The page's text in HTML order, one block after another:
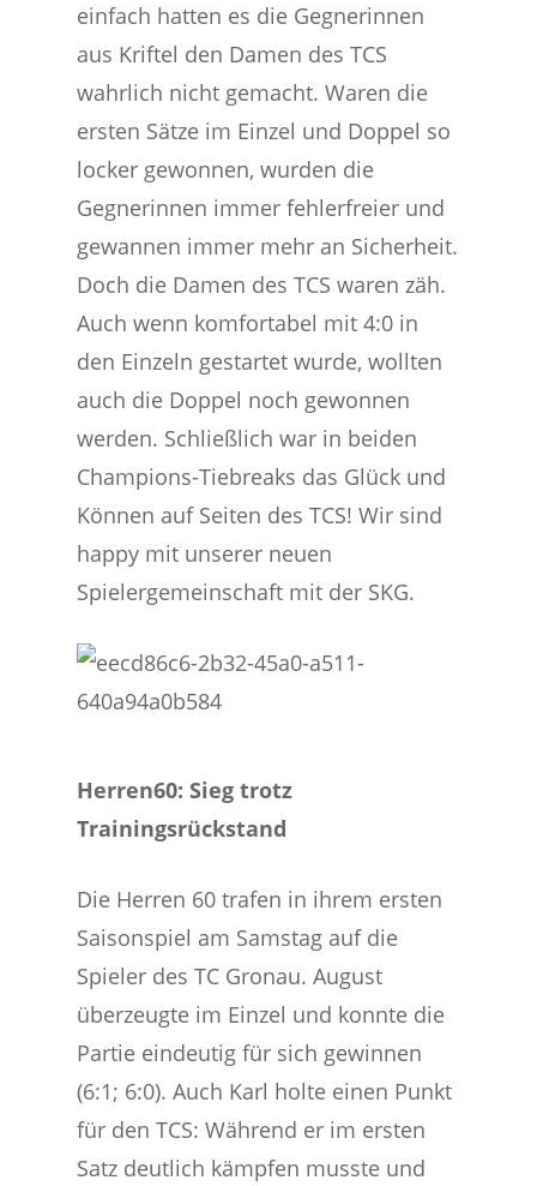
einfach hatten es die Gegnerinnen
aus Kriftel den Damen des TCS
wahrlich nicht gemacht. Waren die
ersten Sätze im Einzel und Doppel so
locker gewonnen, wurden die
Gegnerinnen immer fehlerfreier und
gewannen immer mehr an Sicherheit.
Doch die Damen des TCS waren zäh.
Auch wenn komfortabel mit 4:0 in
den Einzeln gestartet wurde, wollten
auch die Doppel noch gewonnen
werden. Schließlich war in beiden
Champions-Tiebreaks das Glück und
Können auf Seiten des TCS! Wir sind
happy mit unserer neuen
Spielergemeinschaft mit der SKG.
Herren60: Sieg trotz
Trainingsrückstand
Die Herren 60 trafen in ihrem ersten
Saisonspiel am Samstag auf die
Spieler des TC Gronau. August
überzeugte im Einzel und konnte die
Partie eindeutig für sich gewinnen
(6:1; 6:0). Auch Karl holte einen Punkt
für den TCS: Während er im ersten
Satz deutlich kämpfen musste und